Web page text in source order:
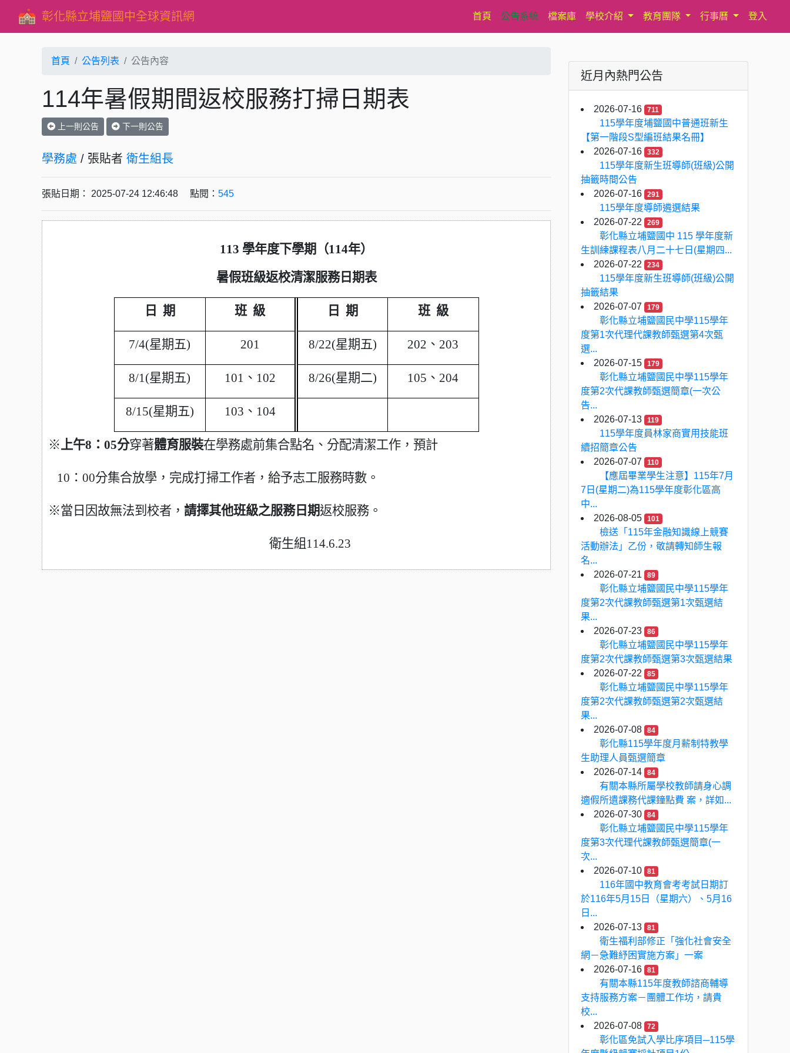
彰化縣立埔鹽國中全球資訊網 首頁(current)
公告系統 檔案庫 學校介紹 教育團隊 行事曆 登入
首頁 公告列表 公告內容
114年暑假期間返校服務打掃日期表
上一則公告 下一則公告
學務處 / 張貼者 衛生組長
張貼日期： 2025-07-24 12:46:48 點閱： 545
113 學年度下學期（114年）
暑假班級返校清潔服務日期表
日 期 班 級 日 期 班 級
7/4(星期五) 201 8/22(星期五) 202 、203
8/1(星期五) 101 、102 8/26(星期二) 105 、204
8/15(星期五) 103 、104
※上午8：05分穿著體育服裝在學務處前集合點名、分配清潔工作，預計
10 ：00分集合放學，完成打掃工作者，給予志工服務時數。
※當日因故無法到校者， 請擇其他班級之服務日期返校服務。
衛生組114.6.23
近月內熱門公告
2026-07-16 711
115學年度埔鹽國中普通班新生
【第一階段S型編班結果名冊】
2026-07-16
332
115學年度新生班導師(班級)公開
抽籤時間公告
2026-07-16
291
115學年度導師遴選結果
2026-07-22
269
彰化縣立埔鹽國中 115 學年度新
生訓練課程表八月二十七日(星期四...
2026-07-22
234
115學年度新生班導師(班級)公開
抽籤結果
2026-07-07
179
彰化縣立埔鹽國民中學115學年
度第1次代理代課教師甄選第4次甄
選...
2026-07-15
179
彰化縣立埔鹽國民中學115學年
度第2次代課教師甄選簡章(一次公
告...
2026-07-13
119
115學年度員林家商實用技能班
續招簡章公告
2026-07-07
110
【應屆畢業學生注意】115年7月
7日(星期二)為115學年度彰化區高
中...
2026-08-05
101
檢送「115年金融知識線上競賽
活動辦法」乙份，敬請轉知師生報
名...
2026-07-21
89
彰化縣立埔鹽國民中學115學年
度第2次代課教師甄選第1次甄選結
果...
2026-07-23
86
彰化縣立埔鹽國民中學115學年
度第2次代課教師甄選第3次甄選結果
2026-07-22
85
彰化縣立埔鹽國民中學115學年
度第2次代課教師甄選第2次甄選結
果...
2026-07-08
84
彰化縣115學年度月薪制特教學
生助理人員甄選簡章
2026-07-14
84
有關本縣所屬學校教師請身心調
適假所遺課務代課鐘點費 案，詳如...
2026-07-30
84
彰化縣立埔鹽國民中學115學年
度第3次代理代課教師甄選簡章(一
次...
2026-07-10
81
116年國中教育會考考試日期訂
於116年5月15日（星期六）、5月16
日...
2026-07-13
81
衛生福利部修正「強化社會安全
網－急難紓困實施方案」一案
2026-07-16
81
有關本縣115年度教師諮商輔導
支持服務方案－團體工作坊，請貴
校...
2026-07-08
72
彰化區免試入學比序項目─115學